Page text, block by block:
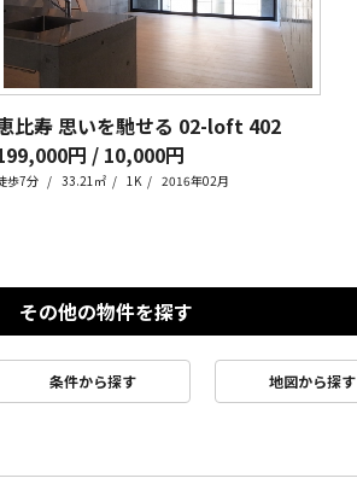
比寿 思いを馳せる 02-loft 402
円 / 10,000円
歩7分 33.21㎡ 1K 2016年02月
その他の物件を探す
条件から探す 地図から探す